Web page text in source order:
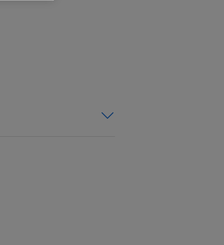
otoczeniu,
hałaśliwym
Dla naszego Klienta
które jest oceniane